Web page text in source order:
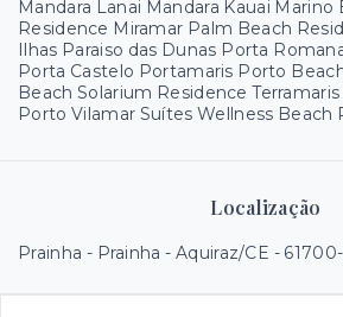
Mandara Lanai Mandara Kauai
Residence Miramar Palm Beach
Ilhas Paraiso das Dunas Porta
Porta Castelo Portamaris Porto
Beach Solarium Residence
Porto Vilamar Suítes Wellness Beach
Localização
Prainha - Prainha - Aquiraz/CE -